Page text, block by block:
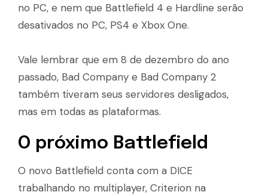
no PC, e nem que Battlefield 4 e Hardline serão
desativados no PC, PS4 e Xbox One.
Vale lembrar que em 8 de dezembro do ano
passado, Bad Company e Bad Company 2
também tiveram seus servidores desligados,
mas em todas as plataformas.
O próximo Battlefield
O novo Battlefield conta com a DICE
trabalhando no multiplayer, Criterion na